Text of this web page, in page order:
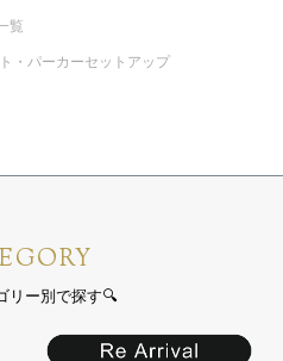
覧
・パーカーセットアップ
リー別で探す🔍